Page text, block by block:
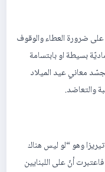
ضرورة العطاء والوقوف
بسيطة او بابتسامة
معاني عيد الميلاد
والتعاضد.
وهو “لو ليس هناك
أنّ على اللبنايين